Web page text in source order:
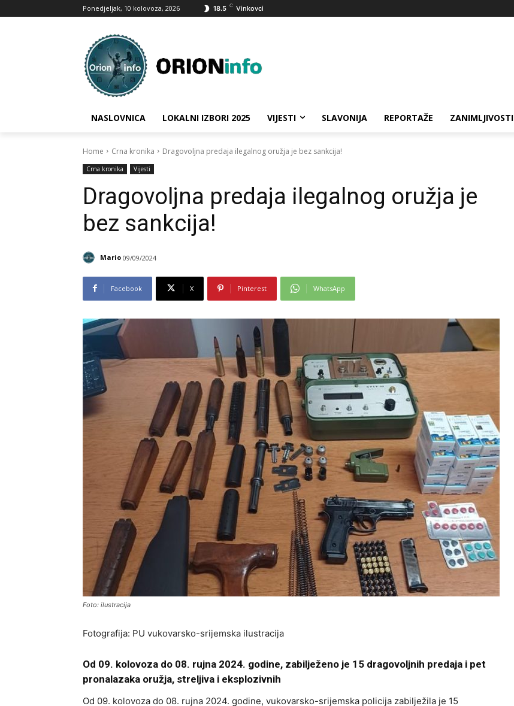
Ponedjeljak, 10 kolovoza, 2026 18.5 C Vinkovci
NASLOVNICA LOKALNI IZBORI 2025 VIJESTI SLAVONIJA REPORTAŽE ZANIMLJIVOSTI
Home Crna kronika Dragovoljna predaja ilegalnog oružja je bez sankcija!
Crna kronika Vijesti
Dragovoljna predaja ilegalnog oružja je
bez sankcija!
Mario 09/09/2024
Facebook X Pinterest WhatsApp
Foto: ilustracija
Fotografija: PU vukovarsko-srijemska ilustracija
Od 09. kolovoza do 08. rujna 2024. godine, zabilježeno je 15 dragovoljnih predaja i pet
pronalazaka oružja, streljiva i eksplozivnih
Od 09. kolovoza do 08. rujna 2024. godine, vukovarsko-srijemska policija zabilježila je 15